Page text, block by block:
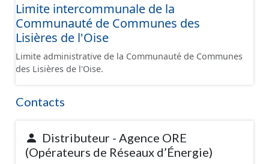
que les pylones de support.
Limite intercommunale de la
Communauté de Communes des
Lisières de l'Oise
Limite administrative de la Communauté de Communes
des Lisières de l'Oise.
Contacts
Distributeur - Agence ORE
(Opérateurs de Réseaux d’Énergie)